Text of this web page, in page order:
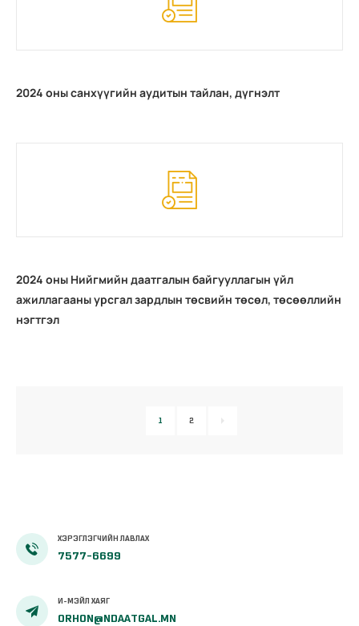
2024 оны санхүүгийн аудитын тайлан, дүгнэлт
2024 оны Нийгмийн даатгалын байгууллагын үйл
ажиллагааны урсгал зардлын төсвийн төсөл, төсөөллийн
нэгтгэл
1 2
ХЭРЭГЛЭГЧИЙН ЛАВЛАХ
7577-6699
И-МЭЙЛ ХАЯГ
ORHON@NDAATGAL.MN